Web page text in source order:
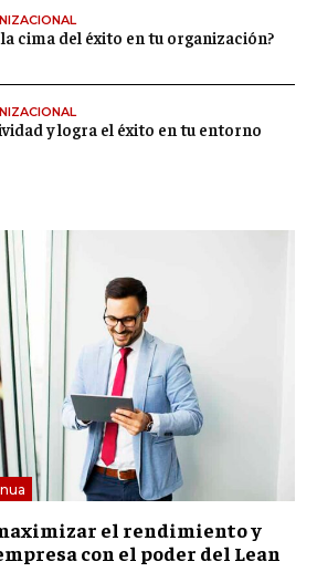
cima del éxito en tu organización?
y logra el éxito en tu entorno
el rendimiento y
con el poder del Lean